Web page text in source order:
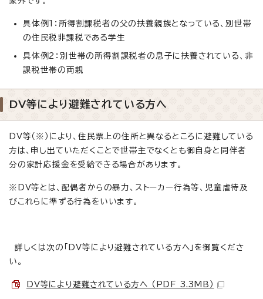
具体例1：所得割課税者の父の扶養親族となっている、別世帯
の住民税非課税である学生
具体例2：別世帯の所得割課税者の息子に扶養されている、非
課税世帯の両親
DV等により避難されている方へ
DV等（※）により、住民票上の住所と異なるところに避難している
方は、申し出ていただくことで世帯主でなくとも御自身と同伴者
分の家計応援金を受給できる場合があります。
※DV等とは、配偶者からの暴力、ストーカー行為等、児童虐待及
びこれらに準ずる行為をいいます。
詳しくは次の「DV等により避難されている方へ」を御覧くださ
い。
DV等により避難されている方へ （PDF 3.3MB）